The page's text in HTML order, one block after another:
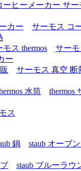
ーヒーメーカー サー
カー
サーモス コ
モス thermos
サー
ー
サーモス 真空 断
水筒
thermos
ス
鍋
staub オーブ
staub ブルーラウ